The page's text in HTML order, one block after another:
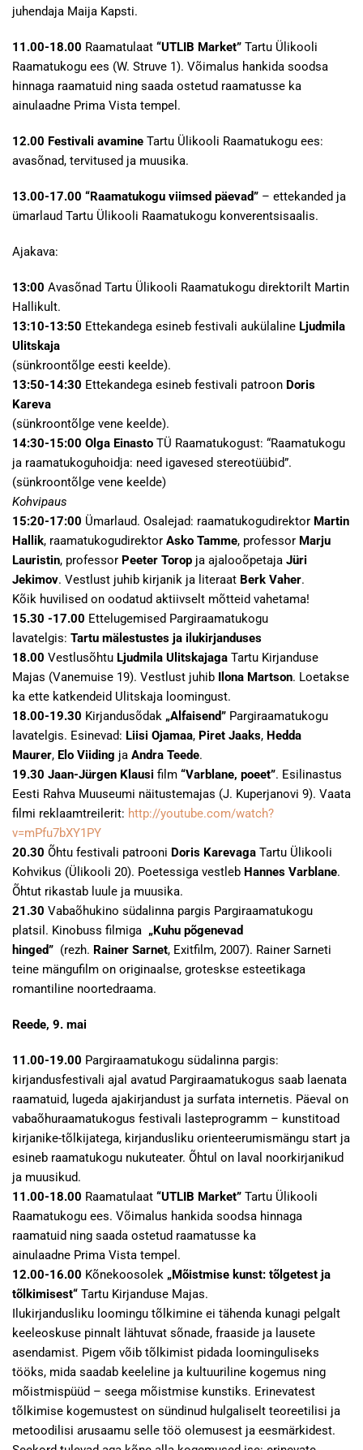
juhendaja Maija Kapsti.
11.00-18.00 Raamatulaat “UTLIB Market” Tartu Ülikooli
Raamatukogu ees (W. Struve 1). Võimalus hankida soodsa
hinnaga raamatuid ning saada ostetud raamatusse ka
ainulaadne Prima Vista tempel.
12.00 Festivali avamine Tartu Ülikooli Raamatukogu ees:
avasõnad, tervitused ja muusika.
13.00-17.00 “Raamatukogu viimsed päevad” – ettekanded ja
ümarlaud Tartu Ülikooli Raamatukogu konverentsisaalis.
Ajakava:
13:00 Avasõnad Tartu Ülikooli Raamatukogu direktorilt Martin
Hallikult.
13:10-13:50 Ettekandega esineb festivali aukülaline Ljudmila
Ulitskaja
(sünkroontõlge eesti keelde).
13:50-14:30 Ettekandega esineb festivali patroon Doris
Kareva
(sünkroontõlge vene keelde).
14:30-15:00 Olga Einasto TÜ Raamatukogust: “Raamatukogu
ja raamatukoguhoidja: need igavesed stereotüübid”.
(sünkroontõlge vene keelde)
Kohvipaus
15:20-17:00 Ümarlaud. Osalejad: raamatukogudirektor Martin
Hallik, raamatukogudirektor Asko Tamme, professor Marju
Lauristin, professor Peeter Torop ja ajalooõpetaja Jüri
Jekimov. Vestlust juhib kirjanik ja literaat Berk Vaher.
Kõik huvilised on oodatud aktiivselt mõtteid vahetama!
15.30 -17.00 Ettelugemised Pargiraamatukogu
lavatelgis: Tartu mälestustes ja ilukirjanduses
18.00 Vestlusõhtu Ljudmila Ulitskajaga Tartu Kirjanduse
Majas (Vanemuise 19). Vestlust juhib Ilona Martson. Loetakse
ka ette katkendeid Ulitskaja loomingust.
18.00-19.30 Kirjandusõdak „Alfaisend” Pargiraamatukogu
lavatelgis. Esinevad: Liisi Ojamaa, Piret Jaaks, Hedda
Maurer, Elo Viiding ja Andra Teede.
19.30 Jaan-Jürgen Klausi film “Varblane, poeet”. Esilinastus
Eesti Rahva Muuseumi näitustemajas (J. Kuperjanovi 9). Vaata
filmi reklaamtreilerit: http://youtube.com/watch?
v=mPfu7bXY1PY
20.30 Õhtu festivali patrooni Doris Karevaga Tartu Ülikooli
Kohvikus (Ülikooli 20). Poetessiga vestleb Hannes Varblane.
Õhtut rikastab luule ja muusika.
21.30 Vabaõhukino südalinna pargis Pargiraamatukogu
platsil. Kinobuss filmiga „Kuhu põgenevad
hinged” (rezh. Rainer Sarnet, Exitfilm, 2007). Rainer Sarneti
teine mängufilm on originaalse, groteskse esteetikaga
romantiline noortedraama.
Reede, 9. mai
11.00-19.00 Pargiraamatukogu südalinna pargis:
kirjandusfestivali ajal avatud Pargiraamatukogus saab laenata
raamatuid, lugeda ajakirjandust ja surfata internetis. Päeval on
vabaõhuraamatukogus festivali lasteprogramm – kunstitoad
kirjanike-tõlkijatega, kirjandusliku orienteerumismängu start ja
esineb raamatukogu nukuteater. Õhtul on laval noorkirjanikud
ja muusikud.
11.00-18.00 Raamatulaat “UTLIB Market” Tartu Ülikooli
Raamatukogu ees. Võimalus hankida soodsa hinnaga
raamatuid ning saada ostetud raamatusse ka
ainulaadne Prima Vista tempel.
12.00-16.00 Kõnekoosolek „Mõistmise kunst: tõlgetest ja
tõlkimisest“ Tartu Kirjanduse Majas.
Ilukirjandusliku loomingu tõlkimine ei tähenda kunagi pelgalt
keeleoskuse pinnalt lähtuvat sõnade, fraaside ja lausete
asendamist. Pigem võib tõlkimist pidada loominguliseks
tööks, mida saadab keeleline ja kultuuriline kogemus ning
mõistmispüüd – seega mõistmise kunstiks. Erinevatest
tõlkimise kogemustest on sündinud hulgaliselt teoreetilisi ja
metoodilisi arusaamu selle töö olemusest ja eesmärkidest.